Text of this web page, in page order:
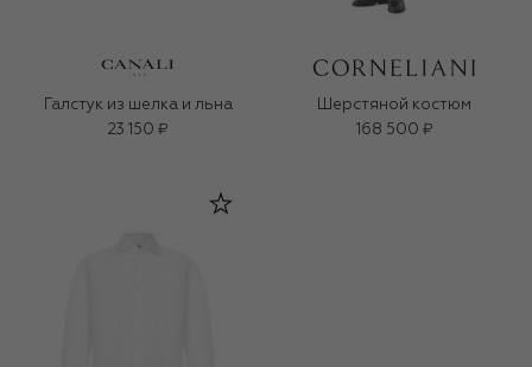
Галстук из шелка и льна
23 150 ₽
Шерстяной костюм
168 500 ₽